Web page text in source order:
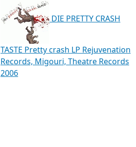
DIE PRETTY CRASH
TASTE Pretty crash LP Rejuvenation
Records, Migouri, Theatre Records
2006